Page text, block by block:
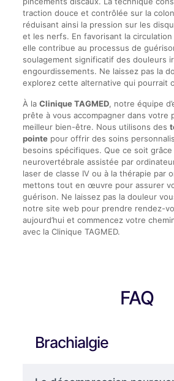
traction douce et contrôlée sur la
réduisant ainsi la pression sur les
et les nerfs. En favorisant la circulation
elle contribue au processus de
soulagement significatif des douleurs
engourdissements. Ne laissez pas la
explorez cette alternative qui pourrait
À la Clinique TAGMED, notre équipe
prête à vous accompagner dans votre
meilleur bien-être. Nous utilisons des
pointepour offrir des soins
besoins spécifiques. Que ce soit
neurovertébrale assistée par
laser de classe IV ou à la thérapie par
mettons tout en œuvre pour assurer
guérison. Ne laissez pas la douleur
notre site web pour prendre rendez-
aujourd’hui et commencez votre
avec la Clinique TAGMED.
FAQ
Brachialgie